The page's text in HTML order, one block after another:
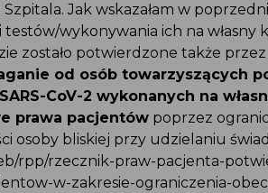
Jak wskazałam w
testów/wykonywania ich na własny
zostało potwierdzone także
od osób towarzyszących
CoV-2 wykonanych na
prawa pacjentówpoprzez
osoby bliskiej przy udzielaniu
rpp/rzecznik-praw-pacjenta-
w-zakresie-ograniczenia-